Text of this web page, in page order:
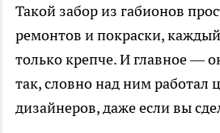
Такой забор из габионов
ремонтов и покраски, каждый
только крепче. И главное —
так, словно над ним работал
дизайнеров, даже если вы